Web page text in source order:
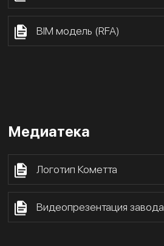
BIM модель (RFA)
Медиатека
Логотип Кометта
Видеопрезентация завода